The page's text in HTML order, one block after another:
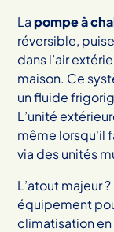
Lapompe à
réversible,
dans l’air
maison. Ce
un fluide
L’unité
même lorsqu'il
via des unités
L’atout majeur
équipement
climatisation en